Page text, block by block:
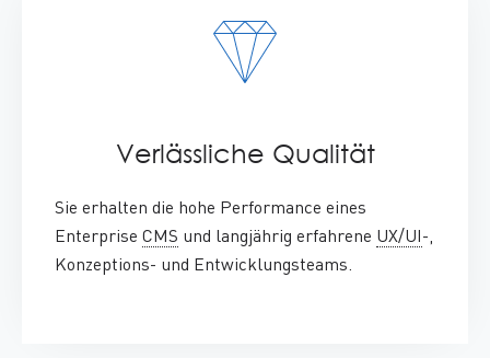
Verlässliche Qualität
:Sie erhalten die hohe Performance eines
Enterprise CMS und langjährig erfahrene UX/UI-,
Konzeptions- und Entwicklungsteams.